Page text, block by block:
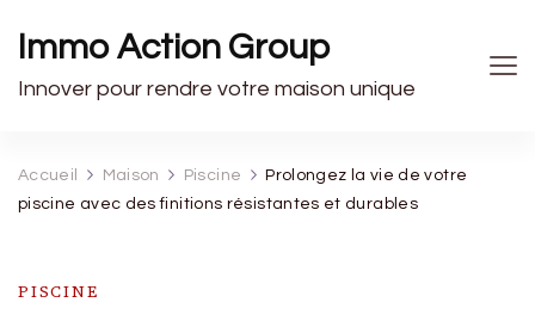
Immo Action Group
Innover pour rendre votre maison unique
Accueil Maison Piscine
Prolongez la vie de votre
piscine avec des finitions résistantes et durables
PISCINE